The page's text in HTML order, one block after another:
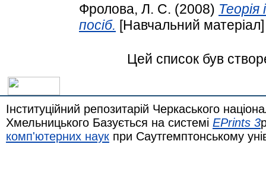
Фролова, Л. С. (2008)
посіб. [Навчальний матеріал]
Цей список був
Інституційний репозитарій Черкаського
Хмельницького Базується на системі EPrints 3
комп'ютерних наук при Саутгемптонському